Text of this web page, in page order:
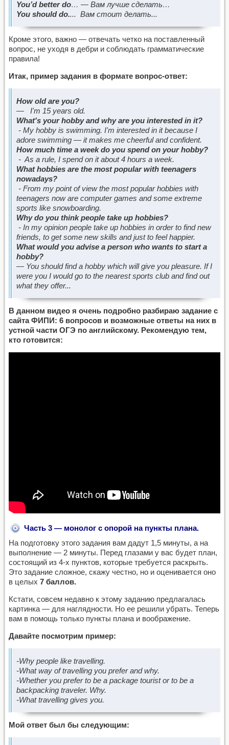
You’d better do… — Вам лучше сделать…
You should do.... Вам стоит делать...
Кроме этого, важно — отвечать четко на поставленный
вопрос, не уходя в дебри и соблюдать грамматические
правила!
Итак, пример задания в формате вопрос-ответ:
How old are you?
— I'm 15 years old.
What's your hobby and why are you interested in it?
- My hobby is swimming. I'm interested in it because I
adore swimming — it makes me cheerful and confident.
How much time a week do you spend on your hobby?
- As a rule, I spend on it about 4 hours a week.
What hobbies are the most popular with teenagers
nowadays?
- From my point of view the most popular hobbies with
teenagers now are computer games and some extreme
sports like snowboarding.
Why do you think people take up hobbies?
- In my opinion people take up hobbies in order to find new
friends, to get some new skills and just to feel happier.
What would you advise a person who wants to start a
hobby?
— You should find a hobby which will give you pleasure. If I
were you I would go to the nearest sports club and find out
what they offer...
В данном видео я очень подробно разбираю задание с
сайта ФИПИ: 6 вопросов и возможные ответы на них в
устной части ОГЭ по английскому. Рекомендую тем,
кто готовится:
Часть 3 — монолог с опорой на пункты плана.
На подготовку этого задания вам дадут 1,5 минуты, а на
выполнение — 2 минуты. Перед глазами у вас будет план,
состоящий из 4-х пунктов, которые требуется раскрыть.
Это задание сложное, скажу честно, но и оценивается оно
в целых 7 баллов.
Кстати, совсем недавно к этому заданию предлагалась
картинка — для наглядности. Но ее решили убрать. Теперь
вам в помощь только пункты плана и воображение.
Давайте посмотрим пример:
-Why people like travelling.
-What way of travelling you prefer and why.
-Whether you prefer to be a package tourist or to be a
backpacking traveler. Why.
-What travelling gives you.
Мой ответ был бы следующим: